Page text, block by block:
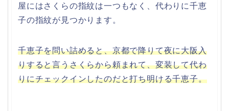
屋にはさくらの指紋は一つもなく、代わりに千恵
子の指紋が見つかります。
千恵子を問い詰めると、京都で降りて夜に大阪入
りすると言うさくらから頼まれて、変装して代わ
りにチェックインしたのだと打ち明ける千恵子。